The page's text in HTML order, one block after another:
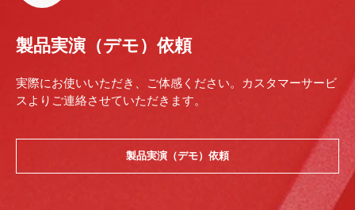
製品実演（デモ）依頼
実際にお使いいただき、ご体感ください。カスタマーサービ
スよりご連絡させていただきます。
製品実演（デモ）依頼